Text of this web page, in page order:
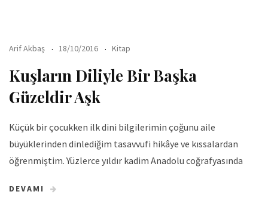
Arif Akbaş 18/10/2016 Kitap
Kuşların Diliyle Bir Başka
Güzeldir Aşk
Küçük bir çocukken ilk dini bilgilerimin çoğunu aile
büyüklerinden dinlediğim tasavvufi hikâye ve kıssalardan
öğrenmiştim. Yüzlerce yıldır kadim Anadolu coğrafyasında
DEVAMI